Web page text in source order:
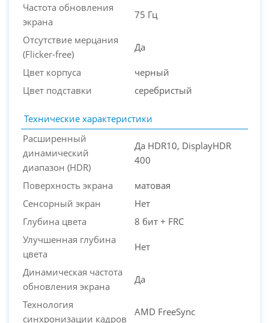
Частота обновления
экрана
75 Гц
Отсутствие мерцания
(Flicker-free)
Да
Цвет корпуса
черный
Цвет подставки
серебристый
Технические характеристики
Расширенный
динамический
диапазон (HDR)
Да HDR10, DisplayHDR
400
Поверхность экрана
матовая
Сенсорный экран
Нет
Глубина цвета
8 бит + FRC
Улучшенная глубина
цвета
Нет
Динамическая частота
обновления экрана
Да
Технология
синхронизации кадров
AMD FreeSync